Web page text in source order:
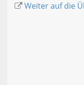
Weiter auf die